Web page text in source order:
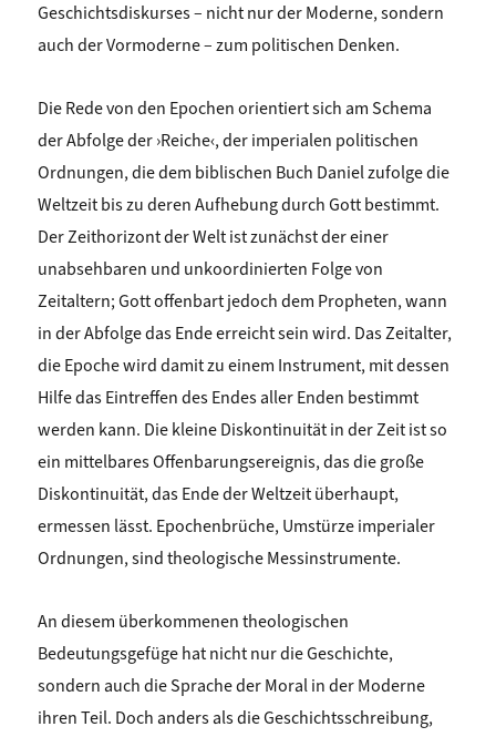
Geschichtsdiskurses – nicht nur der Moderne, sondern
auch der Vormoderne – zum politischen Denken.
Die Rede von den Epochen orientiert sich am Schema
der Abfolge der ›Reiche‹, der imperialen politischen
Ordnungen, die dem biblischen Buch Daniel zufolge die
Weltzeit bis zu deren Aufhebung durch Gott bestimmt.
Der Zeithorizont der Welt ist zunächst der einer
unabsehbaren und unkoordinierten Folge von
Zeitaltern; Gott offenbart jedoch dem Propheten, wann
in der Abfolge das Ende erreicht sein wird. Das Zeitalter,
die Epoche wird damit zu einem Instrument, mit dessen
Hilfe das Eintreffen des Endes aller Enden bestimmt
werden kann. Die kleine Diskontinuität in der Zeit ist so
ein mittelbares Offenbarungsereignis, das die große
Diskontinuität, das Ende der Weltzeit überhaupt,
ermessen lässt. Epochenbrüche, Umstürze imperialer
Ordnungen, sind theologische Messinstrumente.
An diesem überkommenen theologischen
Bedeutungsgefüge hat nicht nur die Geschichte,
sondern auch die Sprache der Moral in der Moderne
ihren Teil. Doch anders als die Geschichtsschreibung,